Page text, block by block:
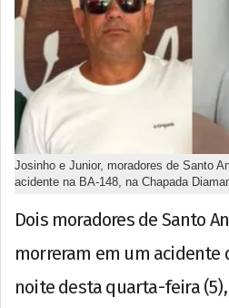
Josinho e Junior, moradores de Santo
acidente na BA-148, na Chapada
Dois moradores de Santo
morreram em um acidente
noite desta quarta-feira